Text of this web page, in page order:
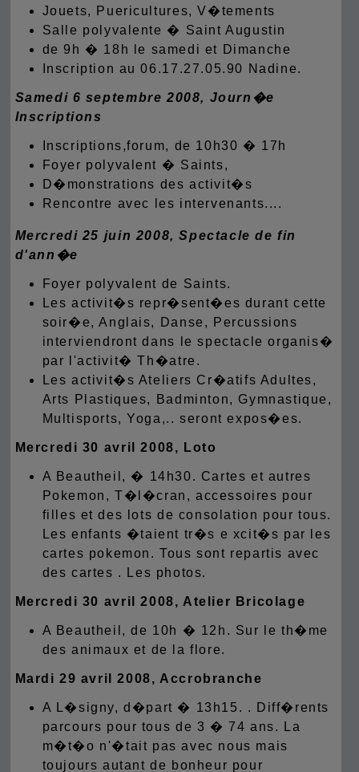
Jouets, Puericultures, V�tements
Salle polyvalente � Saint Augustin
de 9h � 18h le samedi et Dimanche
Inscription au 06.17.27.05.90 Nadine.
Samedi 6 septembre 2008, Journ�e
Inscriptions
Inscriptions,forum, de 10h30 � 17h
Foyer polyvalent � Saints,
D�monstrations des activit�s
Rencontre avec les intervenants....
Mercredi 25 juin 2008, Spectacle de fin
d'ann�e
Foyer polyvalent de Saints.
Les activit�s repr�sent�es durant cette
soir�e, Anglais, Danse, Percussions
interviendront dans le spectacle organis�
par l'activit� Th�atre.
Les activit�s Ateliers Cr�atifs Adultes,
Arts Plastiques, Badminton, Gymnastique,
Multisports, Yoga,.. seront expos�es.
Mercredi 30 avril 2008, Loto
A Beautheil, � 14h30. Cartes et autres
Pokemon, T�l�cran, accessoires pour
filles et des lots de consolation pour tous.
Les enfants �taient tr�s e xcit�s par les
cartes pokemon. Tous sont repartis avec
des cartes .
Les photos.
Mercredi 30 avril 2008, Atelier Bricolage
A Beautheil, de 10h � 12h. Sur le th�me
des animaux et de la flore.
Mardi 29 avril 2008, Accrobranche
A L�signy, d�part � 13h15. . Diff�rents
parcours pour tous de 3 � 74 ans. La
m�t�o n'�tait pas avec nous mais
toujours autant de bonheur pour